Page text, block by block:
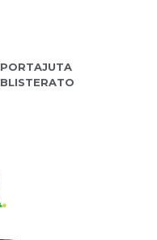
PORTAJUTA
BLISTERATO